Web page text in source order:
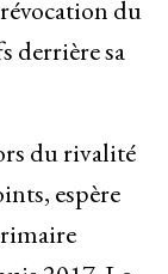
du
derrière sa
du rivalité
espère